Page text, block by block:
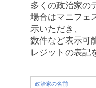
多くの政治家の
場合はマニフェ
示いただき、
数件など表示可
レジットの表記
政治家の名前